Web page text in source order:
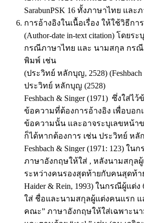
SarabunPSK 16 ทั้งภาษาไทย และ
การอ้างอิงในเนื้อเรื่อง ให้ใช้วิธีก
(Author-date in-text citation) โดย
กรณีภาษาไทย และ นามสกุล กร
พิมพ์ เช่น
(ประวิทย์ หลักบุญ, 2528)
ประวิทย์ หลักบุญ (2528)
Feshbach & Singer (1971) ซึ่งใส่
ข้อความที่ต้องการอ้างอิง เพื่อบอ
ข้อความนั้น และอาจระบุเลขหน้า
ก็ได้หากต้องการ เช่น ประวิทย์ หลั
Feshbach & Singer (1971: 123) ใ
ภาษาอังกฤษให้ใส่ , หลังนามสกุล
ระหว่างคนรองสุดท้ายกับคนสุดท้า
Haider & Rein, 1993) ในกรณีผู้แต่
ใส่ ชื่อและนามสกุลผู้แต่งคนแรก แ
คณะ” ภาษาอังกฤษให้ใส่เฉพาะน